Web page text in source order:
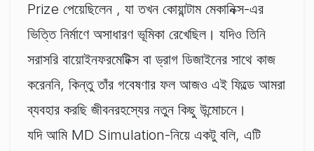
Prize পেয়েছিলেন , যা তখন কোয়ান্টাম মেকানিক্স-এর
ভিত্তি নির্মাণে অসাধারণ ভূমিকা রেখেছিল। যদিও তিনি
সরাসরি বায়োইনফরমেটিক্স বা ড্রাগ ডিজাইনের সাথে কাজ
করেননি, কিন্তু তাঁর গবেষণার ফল আজও এই ফিল্ডে আমরা
ব্যবহার করছি জীবনরহস্যের নতুন কিছু উন্মোচনে।
যদি আমি MD Simulation-নিয়ে একটু বলি, এটি